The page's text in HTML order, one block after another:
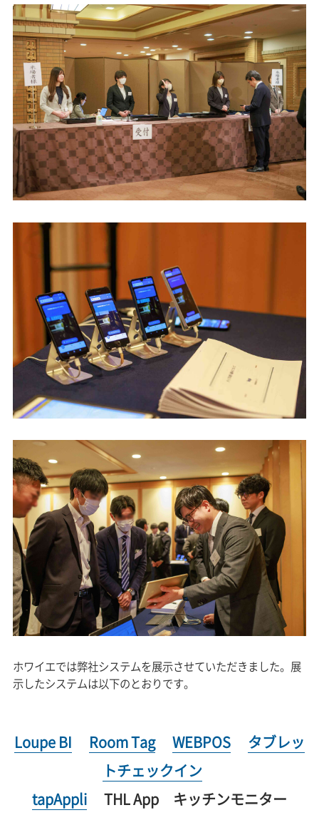
ホワイエでは弊社システムを展示させていただきました。展
示したシステムは以下のとおりです。
Loupe BI Room Tag WEBPOS
タブレッ
トチェックイン
tapAppli THL App キッチンモニター